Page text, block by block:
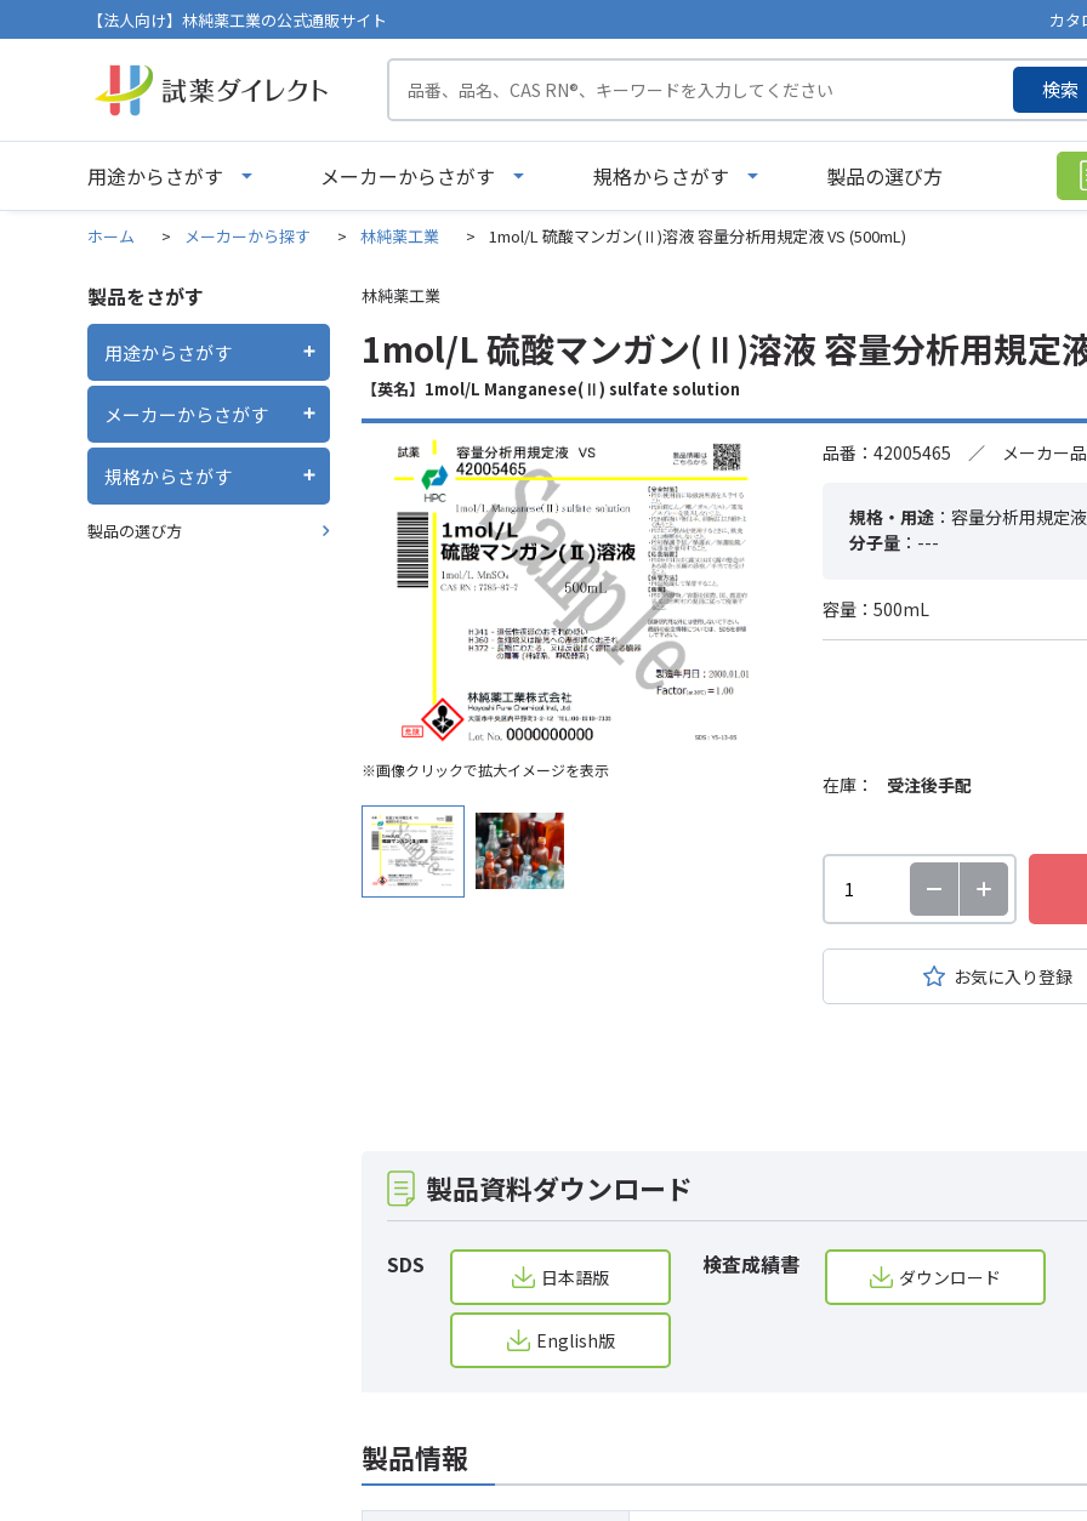
【法人向け】林純薬工業の公式通販サイト カタ
検索
用途からさがす メーカーからさがす 規格からさがす 製品の選び方
ホーム > メーカーから探す > 林純薬工業 > 1mol/L 硫酸マンガン(Ⅱ)溶液 容量分析用規定液 VS (500mL)
製品をさがす
用途からさがす
メーカーからさがす
規格からさがす
製品の選び方
林純薬工業
1mol/L 硫酸マンガン(Ⅱ)溶液 容量分析用規定
【英名】1mol/L Manganese(Ⅱ) sulfate solution
※画像クリックで拡大イメージを表示
品番：42005465 ／ メーカー
規格・用途 ：容量分析用規定
分子量 ：---
容量：500mL
在庫： 受注後手配
お気に入り登録
製品資料ダウンロード
SDS 日本語版
English版
検査成績書 ダウンロード
製品情報